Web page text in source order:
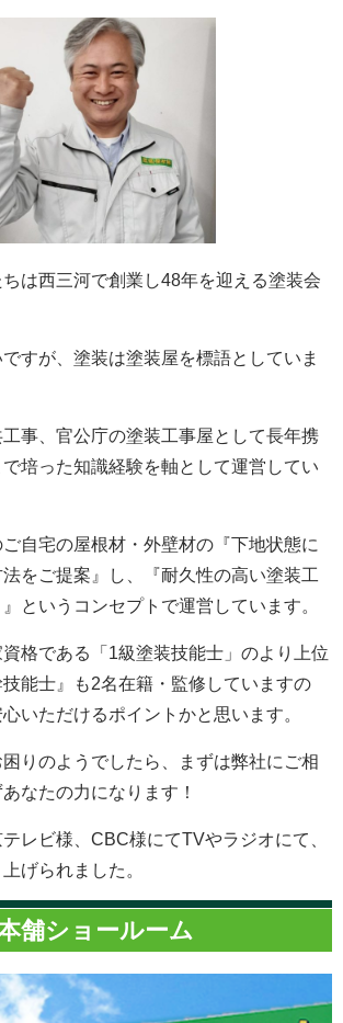
は西三河で創業し48年を迎える塗装会
すが、塗装は塗装屋を標語としていま
事、官公庁の塗装工事屋として長年携
培った知識経験を軸として運営してい
自宅の屋根材・外壁材の『下地状態に
をご提案』し、『耐久性の高い塗装工
というコンセプトで運営しています。
格である「1級塗装技能士」のより上位
能士』も2名在籍・監修していますの
いただけるポイントかと思います。
りのようでしたら、まずは弊社にご相
なたの力になります！
レビ様、CBC様にてTVやラジオにて、
げられました。
舗ショールーム